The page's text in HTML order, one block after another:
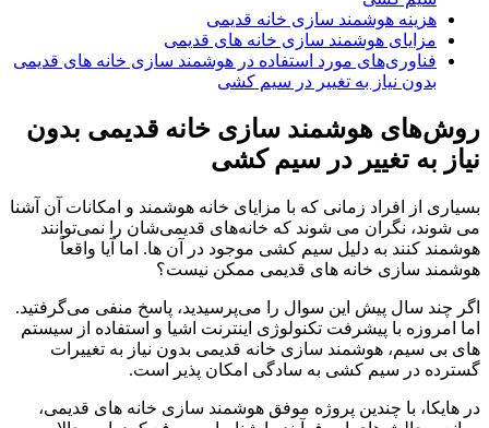
هزینه هوشمند سازی خانه قدیمی
مزایای هوشمند سازی خانه های قدیمی
فناوری‌های مورد استفاده در هوشمند سازی خانه های قدیمی
بدون نیاز به تغییر در سیم کشی
روش‌های هوشمند سازی خانه قدیمی بدون
نیاز به تغییر در سیم کشی
بسیاری از افراد زمانی که با مزایای خانه هوشمند و امکانات آن آشنا
می‌ شوند، نگران می‌ شوند که خانه‌های قدیمی‌شان را نمی‌توانند
هوشمند کنند به دلیل سیم کشی موجود در آن‌ ها. اما آیا واقعاً
هوشمند سازی خانه های قدیمی ممکن نیست؟
اگر چند سال پیش این سوال را می‌پرسیدید، پاسخ منفی می‌گرفتید.
اما امروزه با پیشرفت تکنولوژی اینترنت اشیا و استفاده از سیستم‌
های بی‌ سیم، هوشمند سازی خانه قدیمی بدون نیاز به تغییرات
گسترده در سیم کشی به سادگی امکان‌ پذیر است.
در هایکا، با چندین پروژه موفق هوشمند سازی خانه‌ های قدیمی،